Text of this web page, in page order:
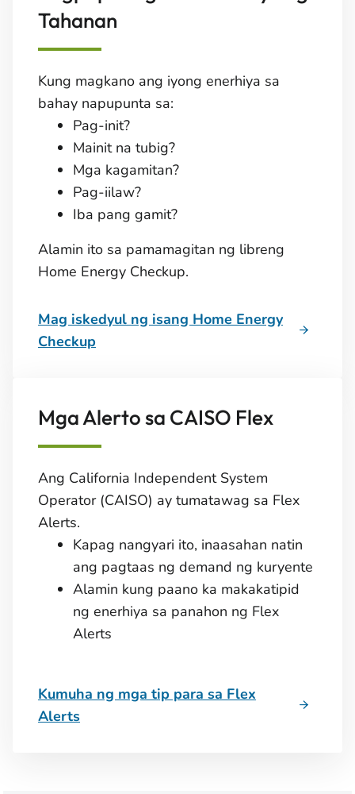
Tahanan
Kung magkano ang iyong enerhiya sa
bahay napupunta sa:
Pag-init?
Mainit na tubig?
Mga kagamitan?
Pag-iilaw?
Iba pang gamit?
Alamin ito sa pamamagitan ng libreng
Home Energy Checkup.
Mag iskedyul ng isang Home Energy
Checkup
Mga Alerto sa CAISO Flex
Ang California Independent System
Operator (CAISO) ay tumatawag sa Flex
Alerts.
Kapag nangyari ito, inaasahan natin
ang pagtaas ng demand ng kuryente
Alamin kung paano ka makakatipid
ng enerhiya sa panahon ng Flex
Alerts
Kumuha ng mga tip para sa Flex
Alerts